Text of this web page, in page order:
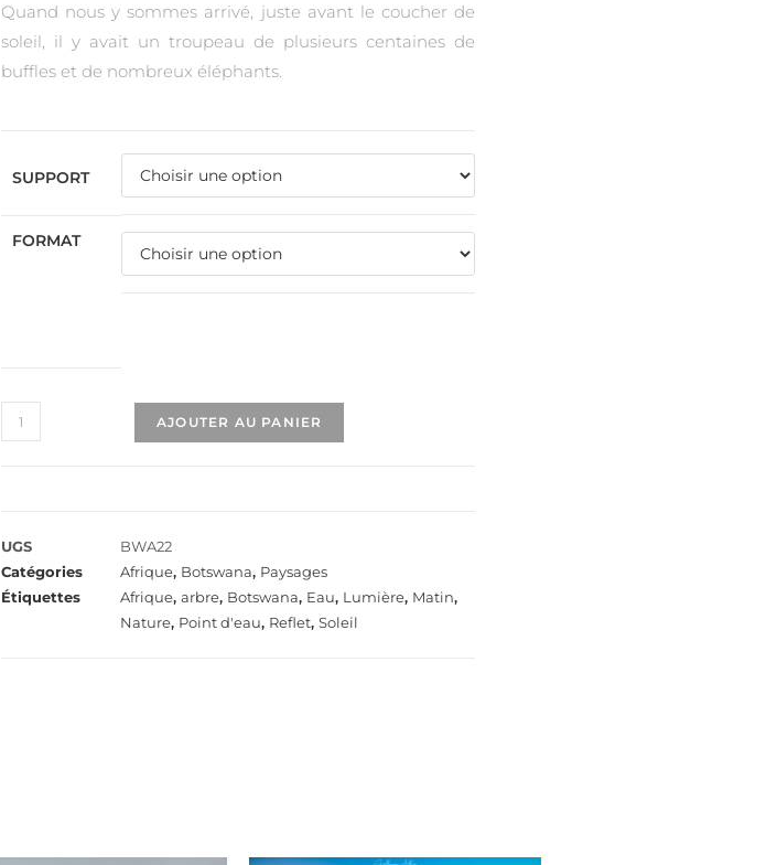
Quand nous y sommes arrivé, juste avant le coucher de
soleil, il y avait un troupeau de plusieurs centaines de
buffles et de nombreux éléphants.
SUPPORT
FORMAT
AJOUTER AU PANIER
UGS
BWA22
Catégories
Afrique, Botswana, Paysages
Étiquettes
Afrique, arbre, Botswana, Eau, Lumière, Matin,
Nature, Point d'eau, Reflet, Soleil